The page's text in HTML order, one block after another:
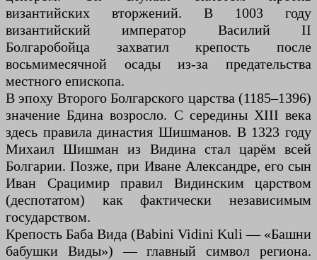
византийских вторжений. В 1003 году
византийский император Василий II
Болгаробойца захватил крепость после
восьмимесячной осады из-за предательства
местного епископа.
В эпоху Второго Болгарского царства (1185–1396)
значение Бдина возросло. С середины XIII века
здесь правила династия Шишманов. В 1323 году
Михаил Шишман из Видина стал царём всей
Болгарии. Позже, при Иване Александре, его сын
Иван Срацимир правил Видинским царством
(деспотатом) как фактически независимым
государством.
Крепость Баба Вида (Babini Vidini Kuli — «Башни
бабушки Виды») — главный символ региона.